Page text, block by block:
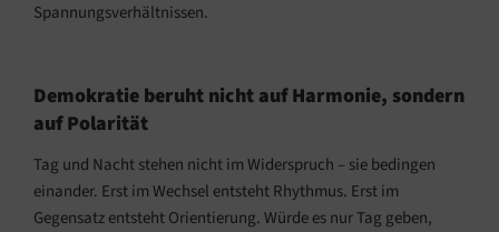
Spannungsverhältnissen.
Demokratie beruht nicht auf Harmonie, sondern
auf Polarität
Tag und Nacht stehen nicht im Widerspruch – sie bedingen
einander. Erst im Wechsel entsteht Rhythmus. Erst im
Gegensatz entsteht Orientierung. Würde es nur Tag geben,